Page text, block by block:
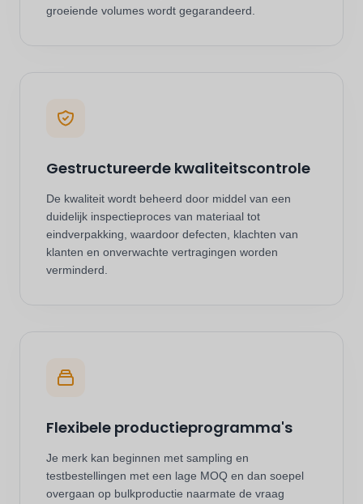
groeiende volumes wordt gegarandeerd.
Gestructureerde kwaliteitscontrole
De kwaliteit wordt beheerd door middel van een
duidelijk inspectieproces van materiaal tot
eindverpakking, waardoor defecten, klachten van
klanten en onverwachte vertragingen worden
verminderd.
Flexibele productieprogramma's
Je merk kan beginnen met sampling en
testbestellingen met een lage MOQ en dan soepel
overgaan op bulkproductie naarmate de vraag